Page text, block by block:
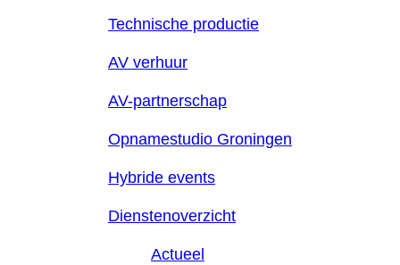
Technische productie
AV verhuur
AV-partnerschap
Opnamestudio Groningen
Hybride events
Dienstenoverzicht
Actueel